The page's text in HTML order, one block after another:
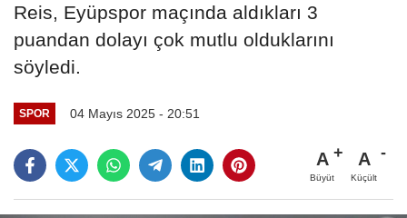
Reis, Eyüpspor maçında aldıkları 3
puandan dolayı çok mutlu olduklarını
söyledi.
SPOR 04 Mayıs 2025 - 20:51
A
Büyüt
A
Küçült